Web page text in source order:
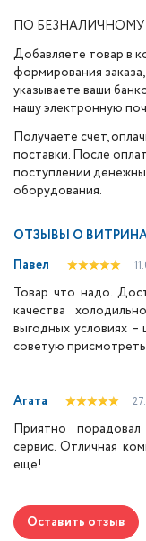
ПО
Добавляете товар в
формирования
указываете ваши
нашу электронную
Получаете счет,
поставки. После
поступлении
оборудования.
ОТЗЫВЫ О
Павел
Товар что надо.
качества
выгодных условиях
советую
Агата
Приятно
сервис. Отличная
еще!
Оставить отзыв